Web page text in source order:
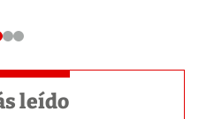
leído